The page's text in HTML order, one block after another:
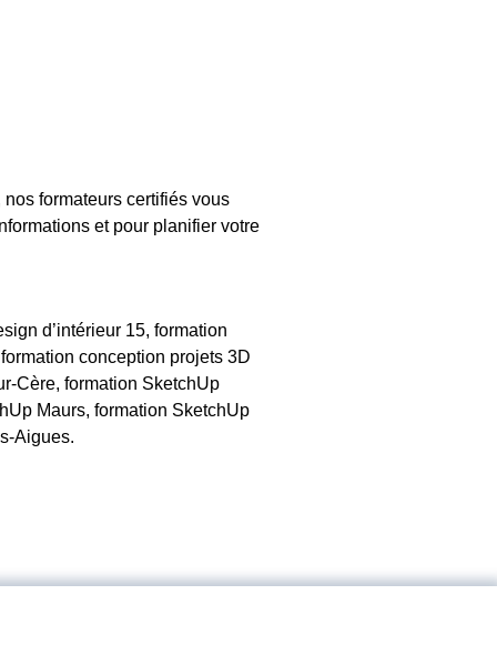
formateurs certifiés vous
et pour planifier votre
d’intérieur 15, formation
conception projets 3D
Cère, formation SketchUp
Maurs, formation SketchUp
Aigues.